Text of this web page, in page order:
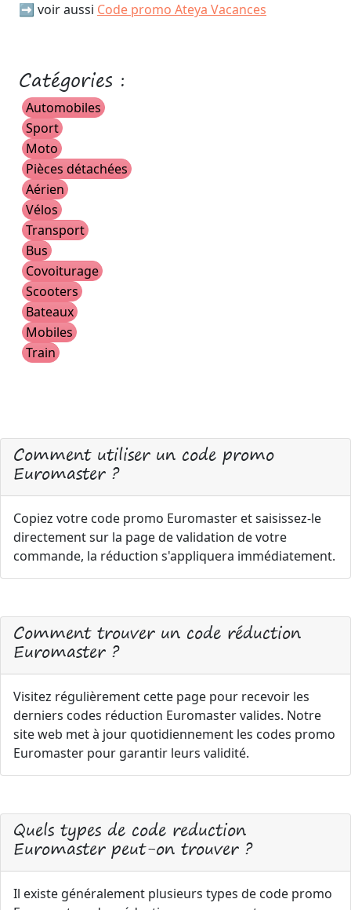
➡️ voir aussi Code promo Ateya Vacances
Catégories :
Automobiles
Sport
Moto
Pièces détachées
Aérien
Vélos
Transport
Bus
Covoiturage
Scooters
Bateaux
Mobiles
Train
Comment utiliser un code promo
Euromaster ?
Copiez votre code promo Euromaster et saisissez-le
directement sur la page de validation de votre
commande, la réduction s'appliquera immédiatement.
Comment trouver un code réduction
Euromaster ?
Visitez régulièrement cette page pour recevoir les
derniers codes réduction Euromaster valides. Notre
site web met à jour quotidiennement les codes promo
Euromaster pour garantir leurs validité.
Quels types de code reduction
Euromaster peut-on trouver ?
Il existe généralement plusieurs types de code promo